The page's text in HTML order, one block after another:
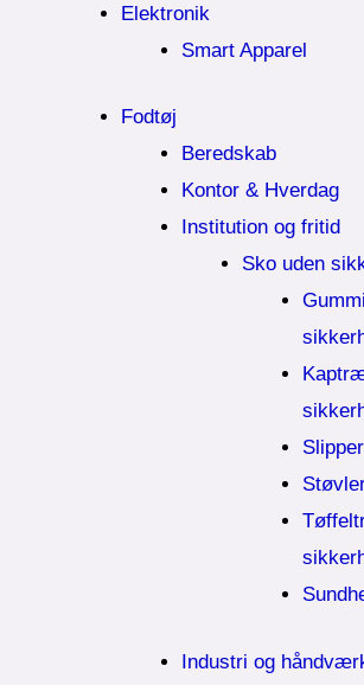
Elektronik
Smart Apparel
Fodtøj
Beredskab
Kontor & Hverdag
Institution og fritid
Sko uden
Industri og